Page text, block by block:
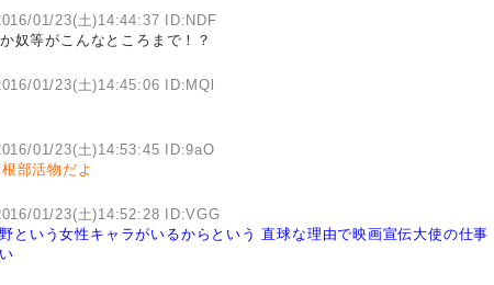
01/23(土)14:44:37 ID:NDF
奴等がこんなところまで！？
01/23(土)14:45:06 ID:MQl
01/23(土)14:53:45 ID:9aO
部活物だよ
01/23(土)14:52:28 ID:VGG
という女性キャラがいるからという 直球な理由で映画宣伝大使の仕事